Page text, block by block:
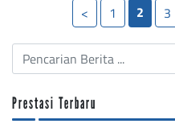
< 1 2 3
Prestasi Terbaru